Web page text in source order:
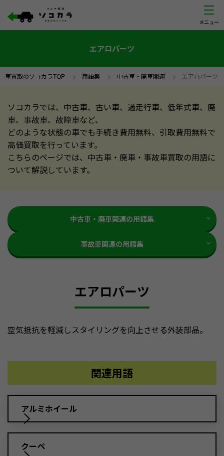
エアロパーツ
車買取のソコカラTOP > 用語集 > 中古車・廃車関連 > エアロパーツ
ソコカラでは、中古車、古い車、過走行車、低年式車、廃
車、事故車、故障車など、
どのような状態の車でも手続き費用無料、引取費用無料で
高価買取を行っています。
こちらのページでは、中古車・廃車・事故車買取の用語に
ついて解説しています。
中古車・廃車関連の用語集
事故車関連の用語集
エアロパーツ
空気抵抗を軽減しスタイリングを向上させる外装部品。
関連用語
アルミホイール
クーペ